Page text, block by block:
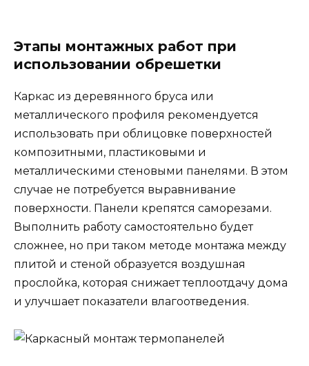
Этапы монтажных работ при
использовании обрешетки
Каркас из деревянного бруса или
металлического профиля рекомендуется
использовать при облицовке поверхностей
композитными, пластиковыми и
металлическими стеновыми панелями. В этом
случае не потребуется выравнивание
поверхности. Панели крепятся саморезами.
Выполнить работу самостоятельно будет
сложнее, но при таком методе монтажа между
плитой и стеной образуется воздушная
прослойка, которая снижает теплоотдачу дома
и улучшает показатели влагоотведения.